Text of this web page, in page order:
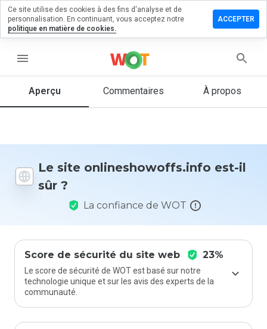
menu
Aperçu Commentaires À propos
Le site onlineshowoffs.info est-il
sûr ?
La confiance de WOT
Score de sécurité du site web 23%
Le score de sécurité de WOT est basé sur notre
technologie unique et sur les avis des experts de la
communauté.
un
sur
Quelle
donneriez-
Ce site utilise des cookies à des fins d'analyse et de
personnalisation. En continuant, vous acceptez notre
politique en matière de cookies.
ACCEPTER